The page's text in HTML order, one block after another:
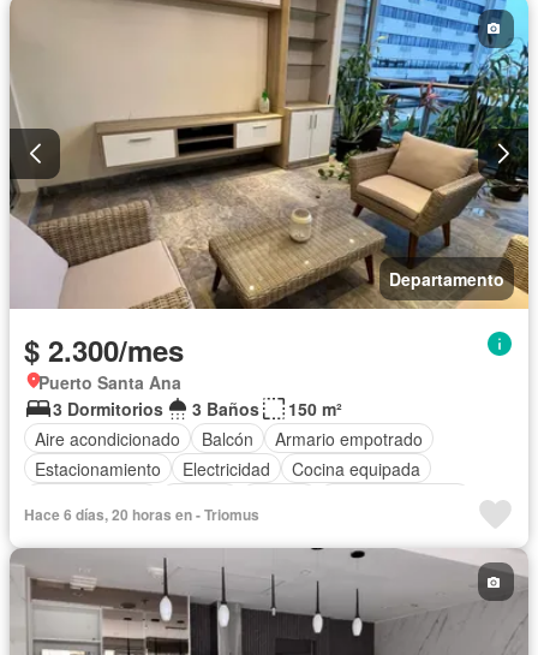
Departamento
$ 2.300/mes
Puerto Santa Ana
3 Dormitorios
3 Baños
150 m²
Aire acondicionado
Balcón
Armario empotrado
Estacionamiento
Electricidad
Cocina equipada
Cuarto de servicio
Agua Patio
Garita de guardianía
Gimnasio
Ascensor
Seguridad
Piscina
Completamente amoblado
Hace 6 días, 20 horas en - Triomus